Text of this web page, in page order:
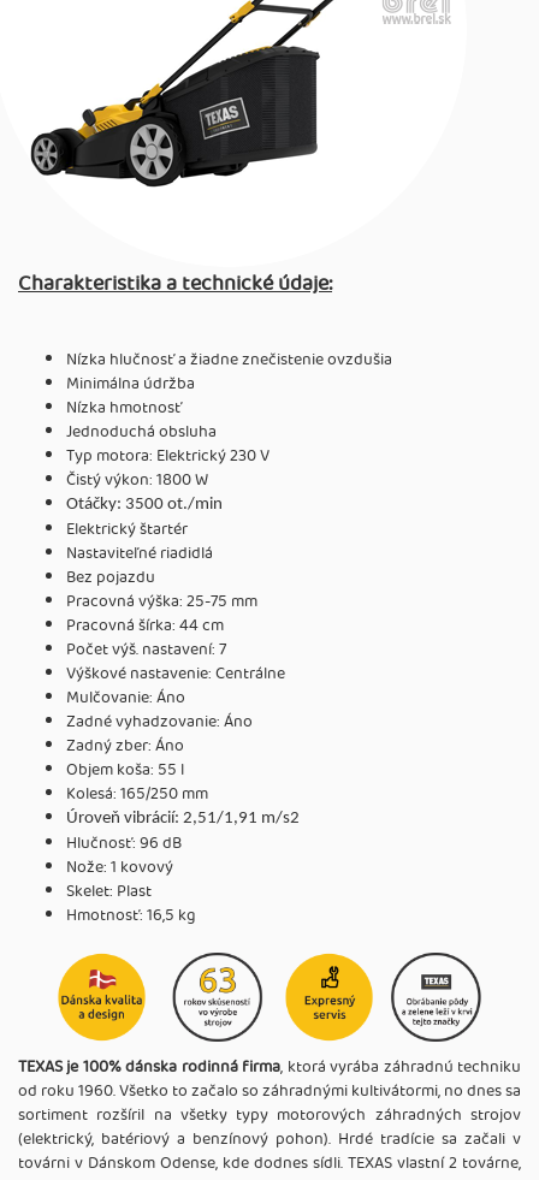
Charakteristika a technické údaje:
Nízka hlučnosť a žiadne znečistenie ovzdušia
Minimálna údržba
Nízka hmotnosť
Jednoduchá obsluha
Typ motora: Elektrický 230 V
Čistý výkon: 1800 W
Otáčky: 3500 ot./min
Elektrický štartér
Nastaviteľné riadidlá
Bez pojazdu
Pracovná výška: 25-75 mm
Pracovná šírka: 44 cm
Počet výš. nastavení: 7
Výškové nastavenie: Centrálne
Mulčovanie: Áno
Zadné vyhadzovanie: Áno
Zadný zber: Áno
Objem koša: 55 l
Kolesá: 165/250 mm
Úroveň vibrácií: 2,51/1,91 m/s2
Hlučnosť: 96 dB
Nože: 1 kovový
Skelet: Plast
Hmotnosť: 16,5 kg
TEXAS je 100% dánska rodinná firma, ktorá vyrába záhradnú techniku
od roku 1960. Všetko to začalo so záhradnými kultivátormi, no dnes sa
sortiment rozšíril na všetky typy motorových záhradných strojov
(elektrický, batériový a benzínový pohon). Hrdé tradície sa začali v
továrni v Dánskom Odense, kde dodnes sídli. TEXAS vlastní 2 továrne,